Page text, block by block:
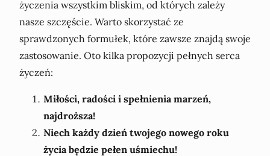
życzenia wszystkim bliskim, od których zależy
nasze szczęście. Warto skorzystać ze
sprawdzonych formułek, które zawsze znajdą swoje
zastosowanie. Oto kilka propozycji pełnych serca
życzeń:
Miłości, radości i spełnienia marzeń,
najdroższa!
Niech każdy dzień twojego nowego roku
życia będzie pełen uśmiechu!